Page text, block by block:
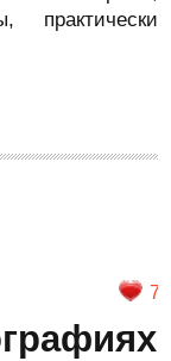
практически
7